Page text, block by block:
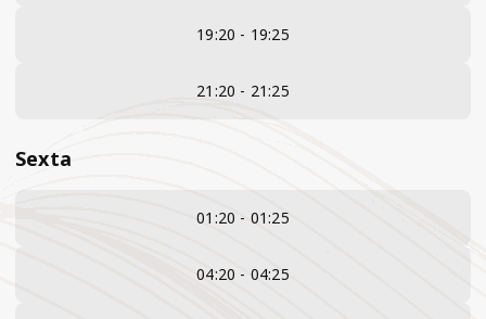
19:20 - 19:25
21:20 - 21:25
Sexta
01:20 - 01:25
04:20 - 04:25